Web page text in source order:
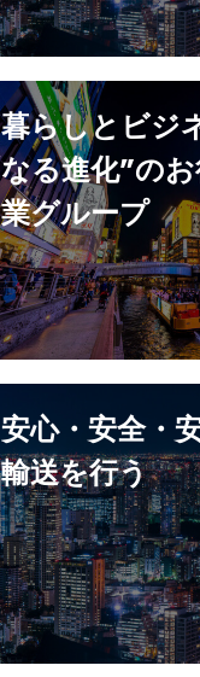
暮らしとビジ
なる進化”の
業グループ
安心・安全・
輸送を行う